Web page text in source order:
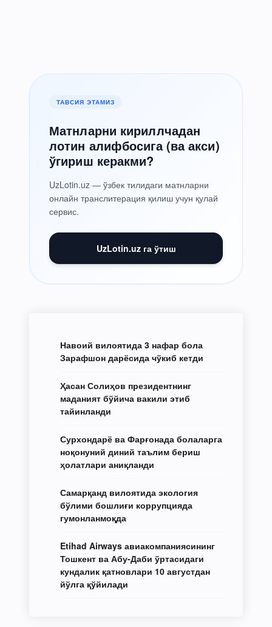
ТАВСИЯ ЭТАМИЗ
Матнларни кириллчадан
лотин алифбосига (ва акси)
ўгириш керакми?
UzLotin.uz — ўзбек тилидаги матнларни
онлайн транслитерация қилиш учун қулай
сервис.
UzLotin.uz га ўтиш
Навоий вилоятида 3 нафар бола
Зарафшон дарёсида чўкиб кетди
Ҳасан Солиҳов президентнинг
маданият бўйича вакили этиб
тайинланди
Сурхондарё ва Фарғонада болаларга
ноқонуний диний таълим бериш
ҳолатлари аниқланди
Самарқанд вилоятида экология
бўлими бошлиғи коррупцияда
гумонланмоқда
Etihad Airways авиакомпаниясининг
Тошкент ва Абу-Даби ўртасидаги
кундалик қатновлари 10 августдан
йўлга қўйилади